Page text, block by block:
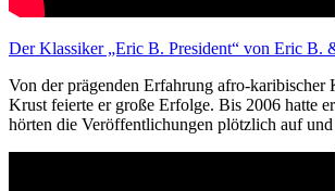
Der Klassiker „Eric B. President“ von Eric B.
Von der prägenden Erfahrung afro-
Krust feierte er große Erfolge. Bis 2006 hatte
hörten die Veröffentlichungen plötzlich auf